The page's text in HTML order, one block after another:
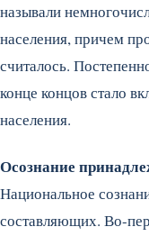
называли
населения, причем
считалось.
конце концов стало
населения.
Осознание
Национальное
составляющих. Во-